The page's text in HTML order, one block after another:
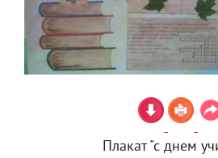
Плакат "с днем